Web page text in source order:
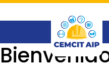
Saltar
principal